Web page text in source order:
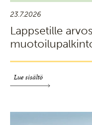
23.7.2026
Lappsetille
Lue sisältö